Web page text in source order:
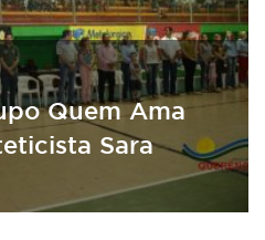
Quem Ama
Sara